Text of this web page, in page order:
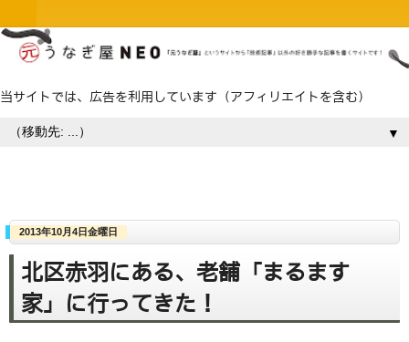
当サイトでは、広告を利用しています（アフィリエイトを含む）
▼
2013年10月4日金曜日
北区赤羽にある、老舗「まるます
家」に行ってきた！